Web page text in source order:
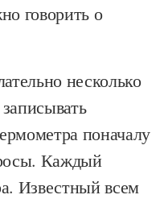
говорить о
несколько
поначалу
Каждый
Известный всем